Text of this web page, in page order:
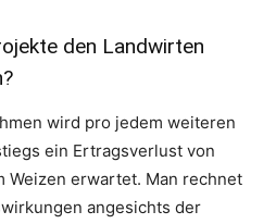
den Landwirten
wird pro jedem weiteren
ein Ertragsverlust von
Weizen erwartet. Man rechnet
angesichts der